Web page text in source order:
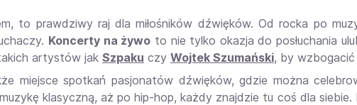
to prawdziwy raj dla miłośników dźwięków. Od rocka po
Koncerty na żywo to nie tylko okazja do posłuchania
artystów jak Szpaku czy Wojtek Szumański, by
miejsce spotkań pasjonatów dźwięków, gdzie można
klasyczną, aż po hip-hop, każdy znajdzie tu coś dla